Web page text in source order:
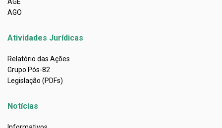
AGO
Atividades Jurídicas
Relatório das Ações
Grupo Pós-82
Legislação (PDFs)
Notícias